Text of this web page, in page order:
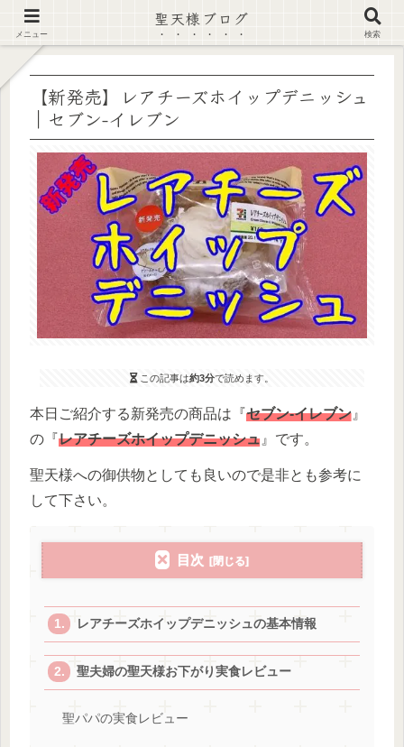
【注意喚起】偽サイト及び偽情報に注意 ▶確認する◀
【新発売】レアチーズホイップデニッシュ
｜セブン-イレブン
この記事は約3分で読めます。
本日ご紹介する新発売の商品は『セブン-イレブン 』
の『レアチーズホイップデニッシュ 』です。
聖天様への御供物としても良いので是非とも参考に
して下さい。
目次
レアチーズホイップデニッシュの基本情報
聖夫婦の聖天様お下がり実食レビュー
聖パパの実食レビュー
メニュー
聖天様ブログ
検索